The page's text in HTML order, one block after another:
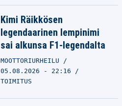
Kimi Räikkösen
legendaarinen lempinimi
sai alkunsa F1-legendalta
MOOTTORIURHEILU
05.08.2026 - 22:16
TOIMITUS